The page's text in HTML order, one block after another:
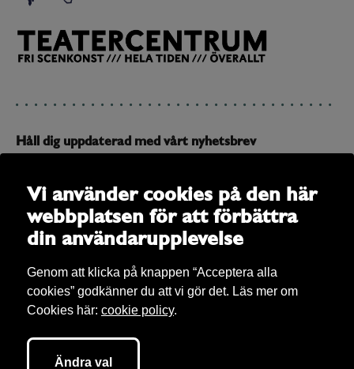
Håll dig uppdaterad med vårt nyhetsbrev
allt som är på gång
E-post
Vi använder cookies på den här
webbplatsen för att förbättra
din användarupplevelse
Genom att klicka på knappen “Acceptera alla
cookies” godkänner du att vi gör det. Läs mer om
Cookies här: cookie policy.
Ändra val